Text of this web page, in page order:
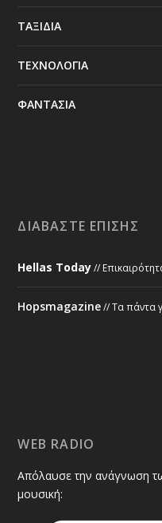
ΤΑΞΙΔΙΑ
ΤΕΧΝΟΛΟΓΙΑ
ΦΑΝΤΑΣΙΑ
ΔΙΑΒΆΣΤΕ ΕΠΊΣΗΣ
Hellas Today//
Hopsmagazine// Τα πάντα
WEB RADIO
Απόλαυσε την ανάγνωση
μουσική: